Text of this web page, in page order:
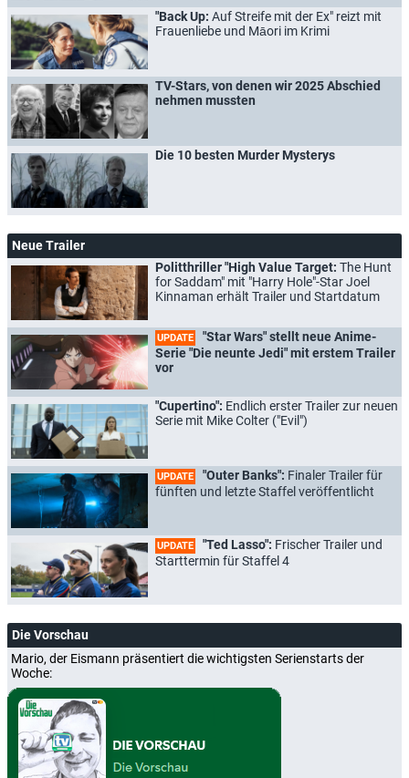
"Back Up: Auf Streife mit der Ex" reizt mit
Frauenliebe und Māori im Krimi
TV-Stars, von denen wir 2025 Abschied
nehmen mussten
Die 10 besten Murder Mysterys
Neue Trailer
Politthriller "High Value Target: The Hunt
for Saddam" mit "Harry Hole"-Star Joel
Kinnaman erhält Trailer und Startdatum
UPDATE
"Star Wars" stellt neue Anime-
Serie "Die neunte Jedi" mit erstem Trailer
vor
"Cupertino": Endlich erster Trailer zur neuen
Serie mit Mike Colter ("Evil")
UPDATE "Outer Banks": Finaler Trailer für
fünften und letzte Staffel veröffentlicht
UPDATE "Ted Lasso": Frischer Trailer und
Starttermin für Staffel 4
Die Vorschau
Mario, der Eismann präsentiert die wichtigsten Serienstarts der
Woche: